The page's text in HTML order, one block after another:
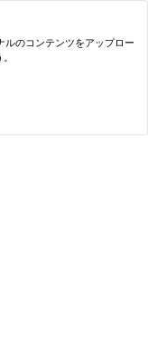
ルのコンテンツをアップロー